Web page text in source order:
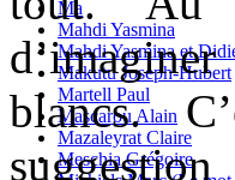
Ma
Mahdi Yasmina
Mahdi Yasmina et
Makutu Joseph-Hubert
Martell Paul
Mascarou Alain
Mazaleyrat Claire
Meschia Grégoire
blancs.